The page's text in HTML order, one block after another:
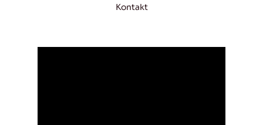
Kontakt